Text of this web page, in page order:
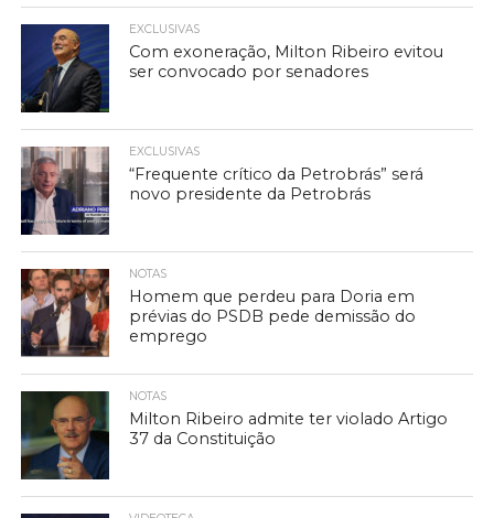
EXCLUSIVAS
Com exoneração, Milton Ribeiro evitou
ser convocado por senadores
EXCLUSIVAS
“Frequente crítico da Petrobrás” será
novo presidente da Petrobrás
NOTAS
Homem que perdeu para Doria em
prévias do PSDB pede demissão do
emprego
NOTAS
Milton Ribeiro admite ter violado Artigo
37 da Constituição